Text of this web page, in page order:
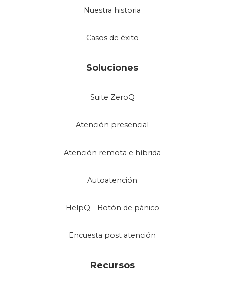
Nuestra historia
Casos de éxito
Soluciones
Suite ZeroQ
Atención presencial
Atención remota e híbrida
Autoatención
HelpQ - Botón de pánico
Encuesta post atención
Recursos